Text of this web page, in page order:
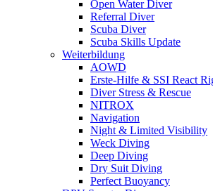
Open Water Diver
Referral Diver
Scuba Diver
Scuba Skills Update
Weiterbildung
AOWD
Erste-Hilfe & SSI React
Diver Stress & Rescue
NITROX
Navigation
Night & Limited Visibility
Weck Diving
Deep Diving
Dry Suit Diving
Perfect Buoyancy